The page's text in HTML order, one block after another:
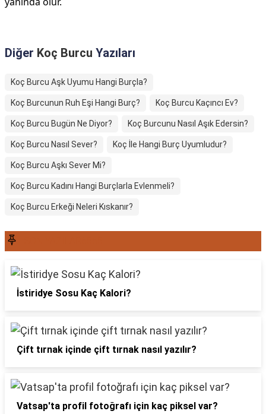
Diğer Koç Burcu Yazıları
Koç Burcu Aşk Uyumu Hangi Burçla?
Koç Burcunun Ruh Eşi Hangi Burç? Koç Burcu Kaçıncı Ev?
Koç Burcu Bugün Ne Diyor? Koç Burcunu Nasıl Aşık Edersin?
Koç Burcu Nasıl Sever? Koç İle Hangi Burç Uyumludur?
Koç Burcu Aşkı Sever Mi?
Koç Burcu Kadını Hangi Burçlarla Evlenmeli?
Koç Burcu Erkeği Neleri Kıskanır?
İstiridye Sosu Kaç Kalori?
Çift tırnak içinde çift tırnak nasıl yazılır?
Vatsap'ta profil fotoğrafı için kaç piksel var?